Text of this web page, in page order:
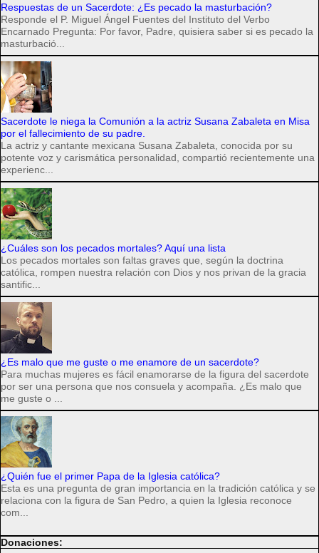
Respuestas de un Sacerdote: ¿Es pecado la masturbación?
Responde el P. Miguel Ángel Fuentes del Instituto del Verbo
Encarnado Pregunta: Por favor, Padre, quisiera saber si es pecado la
masturbació...
Sacerdote le niega la Comunión a la actriz Susana Zabaleta en Misa
por el fallecimiento de su padre.
La actriz y cantante mexicana Susana Zabaleta, conocida por su
potente voz y carismática personalidad, compartió recientemente una
experienc...
¿Cuáles son los pecados mortales? Aquí una lista
Los pecados mortales son faltas graves que, según la doctrina
católica, rompen nuestra relación con Dios y nos privan de la gracia
santific...
¿Es malo que me guste o me enamore de un sacerdote?
Para muchas mujeres es fácil enamorarse de la figura del sacerdote
por ser una persona que nos consuela y acompaña. ¿Es malo que
me guste o ...
¿Quién fue el primer Papa de la Iglesia católica?
Esta es una pregunta de gran importancia en la tradición católica y se
relaciona con la figura de San Pedro, a quien la Iglesia reconoce
com...
Donaciones: